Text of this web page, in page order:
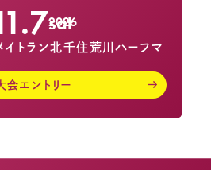
2026
sat
トラン北千住荒川ハーフマ
会エントリー